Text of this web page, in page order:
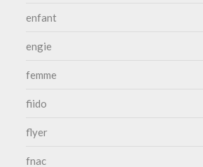
enfant
engie
femme
fiido
flyer
fnac